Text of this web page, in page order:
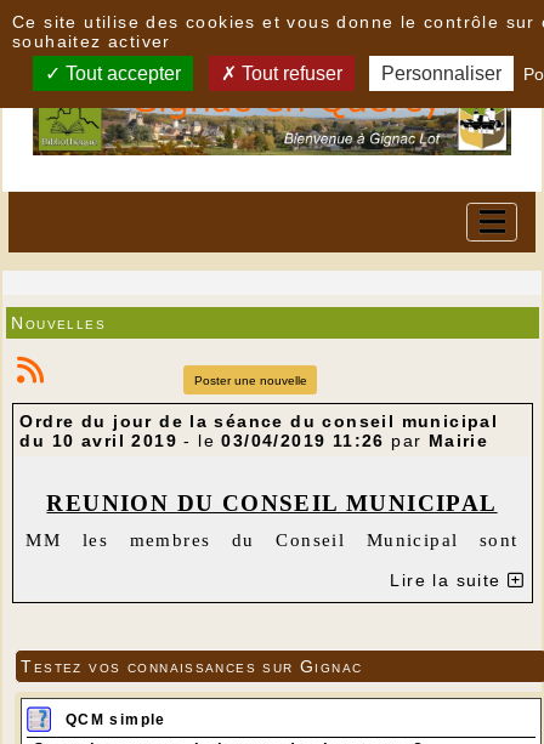
Nouvelles
Poster une nouvelle
Ordre du jour de la séance du conseil municipal
du 10 avril 2019 - le03/04/2019 11:26 par Mairie
REUNION DU CONSEIL MUNICIPAL
MM les membres du Conseil Municipal sont
convoqués à la Mairie dans la salle du Conseil
Municipal :
Gignac, le 03 avril 2019
Le Maire
ORDRE DU JOUR:
1-Présentation et vote des comptes de gestion 2018 :
Lire la suite
Testez vos connaissances sur Gignac
QCM simple
Ce site utilise des cookies et vous donne le contrôle sur
souhaitez activer
Tout accepter Tout refuser Personnaliser